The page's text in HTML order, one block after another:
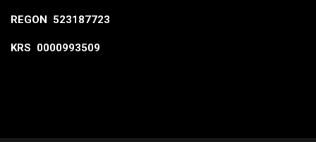
REGON 523187723
KRS 0000993509